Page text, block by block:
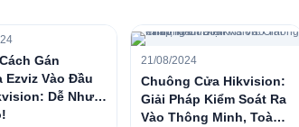
Gán
Ezviz Vào Đầu
Dễ Như
21/08/2024
Chuông Cửa Hikvision:
Giải Pháp Kiểm Soát Ra
Vào Thông Minh, Toàn